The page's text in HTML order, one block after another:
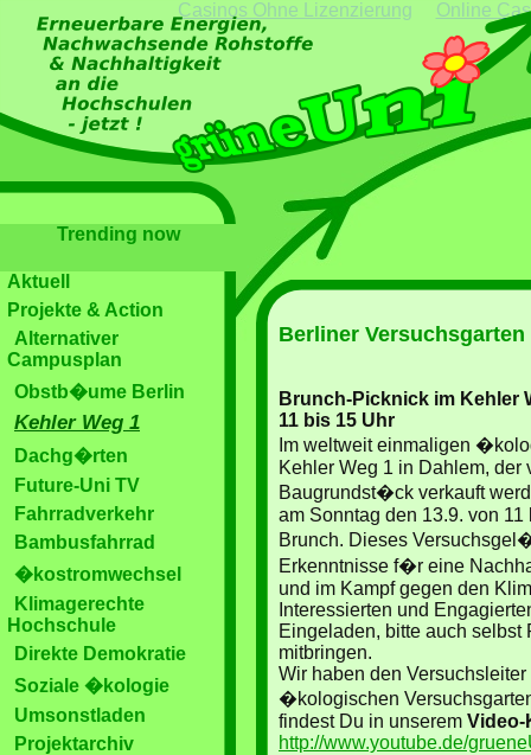
Casinos Ohne Lizenzierung Online
Trending now
Aktuell
Projekte & Action
Alternativer
Campusplan
Obstb�ume Berlin
Kehler Weg 1
Dachg�rten
Future-Uni TV
Fahrradverkehr
Bambusfahrrad
�kostromwechsel
Klimagerechte
Hochschule
Direkte Demokratie
Soziale �kologie
Umsonstladen
Projektarchiv
Berliner Versuchsgarten
Brunch-Picknick im Kehler
11 bis 15 Uhr
Im weltweit einmaligen
Kehler Weg 1 in Dahlem, der
Baugrundst�ck verkauft
am Sonntag den 13.9. von
Brunch. Dieses
Erkenntnisse f�r eine
und im Kampf gegen den
Interessierten und
Eingeladen, bitte auch selbst
mitbringen.
Wir haben den
�kologischen
findest Du in unserem Video-
http://www.youtube.de/